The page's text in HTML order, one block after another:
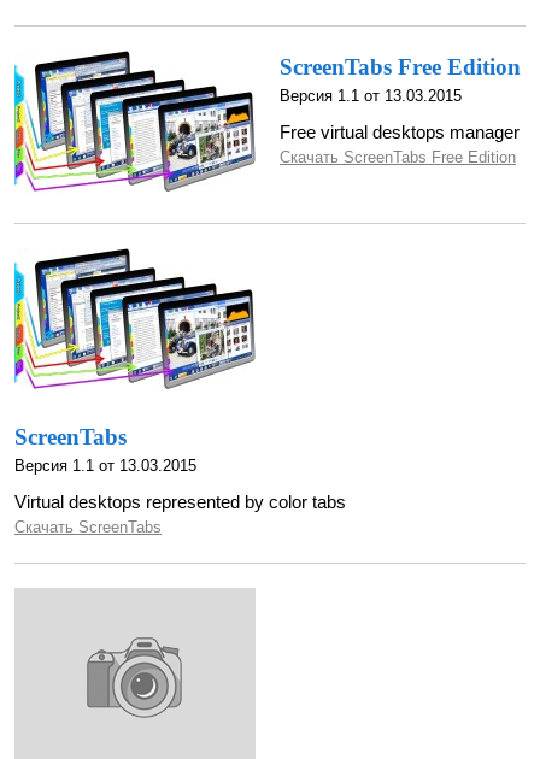
ScreenTabs Free Edition
Версия 1.1 от 13.03.2015
Free virtual desktops manager
Скачать ScreenTabs Free Edition
ScreenTabs
Версия 1.1 от 13.03.2015
Virtual desktops represented by color tabs
Скачать ScreenTabs